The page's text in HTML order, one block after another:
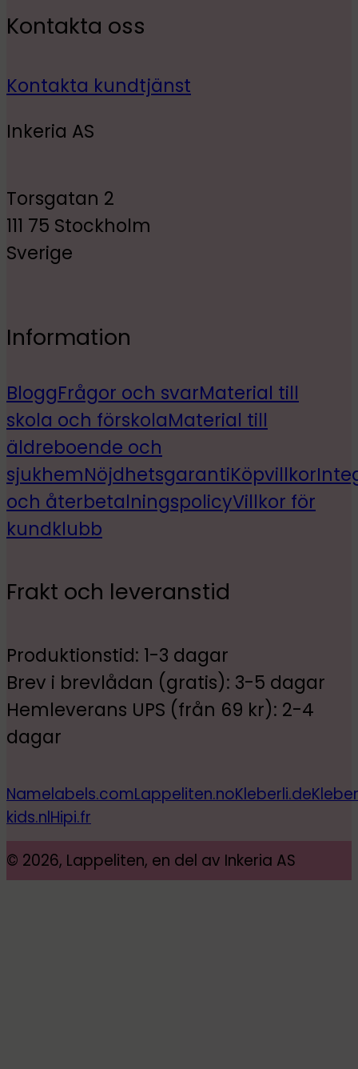
Kontakta oss
Kontakta kundtjänst
Inkeria AS
Torsgatan 2
111 75 Stockholm
Sverige
Information
BloggFrågor och svarMaterial till
skola och förskolaMaterial till
äldreboende och
sjukhemNöjdhetsgarantiKöpvillkor
och återbetalningspolicyVillkor för
kundklubb
Frakt och leveranstid
Produktionstid: 1-3 dagar
Brev i brevlådan (gratis): 3-5 dagar
Hemleverans UPS (från 69 kr): 2-4
dagar
Namelabels.comLappeliten.noKleberli.de
kids.nlHipi.fr
© 2026, Lappeliten, en del av Inkeria AS